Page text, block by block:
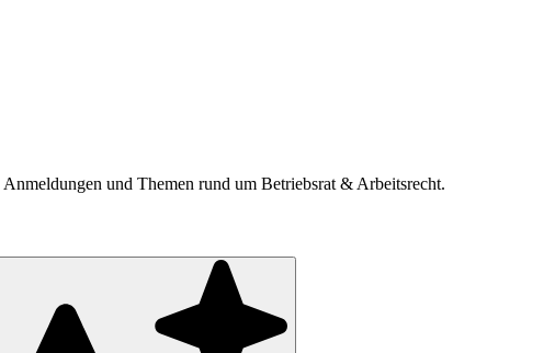
und Themen rund um Betriebsrat & Arbeitsrecht.